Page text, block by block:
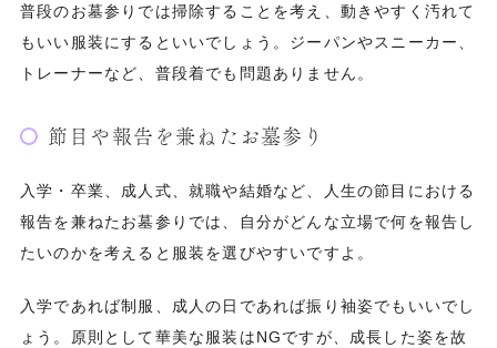
普段のお墓参りでは掃除することを考え、動きやすく汚れて
もいい服装にするといいでしょう。ジーパンやスニーカー、
トレーナーなど、普段着でも問題ありません。
節目や報告を兼ねたお墓参り
入学・卒業、成人式、就職や結婚など、人生の節目における
報告を兼ねたお墓参りでは、自分がどんな立場で何を報告し
たいのかを考えると服装を選びやすいですよ。
入学であれば制服、成人の日であれば振り袖姿でもいいでし
ょう。原則として華美な服装はNGですが、成長した姿を故